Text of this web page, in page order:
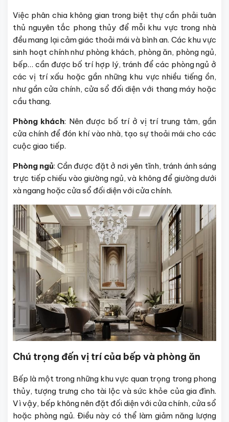
Việc phân chia không gian trong biệt thự cần phải tuân
thủ nguyên tắc phong thủy để mỗi khu vực trong nhà
đều mang lại cảm giác thoải mái và bình an. Các khu vực
sinh hoạt chính như phòng khách, phòng ăn, phòng ngủ,
bếp… cần được bố trí hợp lý, tránh để các phòng ngủ ở
các vị trí xấu hoặc gần những khu vực nhiều tiếng ồn,
như gần cửa chính, cửa sổ đối diện với thang máy hoặc
cầu thang.
Phòng khách: Nên được bố trí ở vị trí trung tâm, gần
cửa chính để đón khí vào nhà, tạo sự thoải mái cho các
cuộc giao tiếp.
Phòng ngủ: Cần được đặt ở nơi yên tĩnh, tránh ánh sáng
trực tiếp chiếu vào giường ngủ, và không để giường dưới
xà ngang hoặc cửa sổ đối diện với cửa chính.
Chú trọng đến vị trí của bếp và phòng ăn
Bếp là một trong những khu vực quan trọng trong phong
thủy, tượng trưng cho tài lộc và sức khỏe của gia đình.
Vì vậy, bếp không nên đặt đối diện với cửa chính, cửa sổ
hoặc phòng ngủ. Điều này có thể làm giảm năng lượng